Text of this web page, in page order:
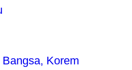
Korem